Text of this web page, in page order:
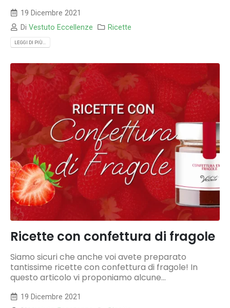
19 Dicembre 2021
DiVestuto Eccellenze Ricette
LEGGI DI PIÙ...
Ricette con confettura di fragole
Siamo sicuri che anche voi avete preparato
tantissime ricette con confettura di fragole! In
questo articolo vi proponiamo alcune...
19 Dicembre 2021